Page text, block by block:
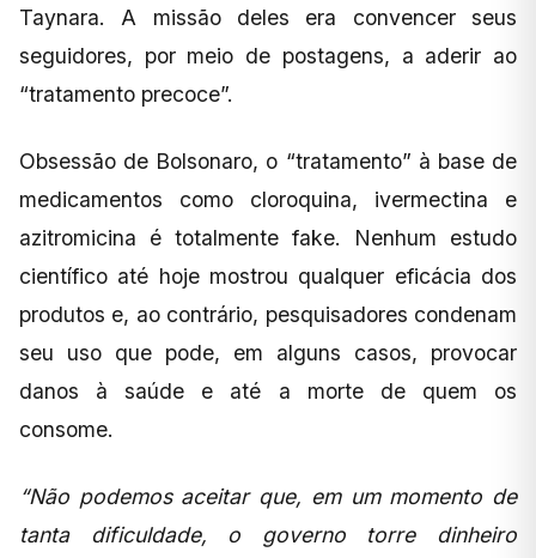
Taynara. A missão deles era convencer seus
seguidores, por meio de postagens, a aderir ao
“tratamento precoce”.
Obsessão de Bolsonaro, o “tratamento” à base de
medicamentos como cloroquina, ivermectina e
azitromicina é totalmente fake. Nenhum estudo
científico até hoje mostrou qualquer eficácia dos
produtos e, ao contrário, pesquisadores condenam
seu uso que pode, em alguns casos, provocar
danos à saúde e até a morte de quem os
consome.
“Não podemos aceitar que, em um momento de
tanta dificuldade, o governo torre dinheiro